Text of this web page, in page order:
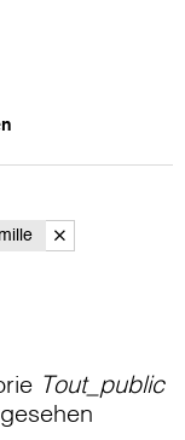
Tout_public